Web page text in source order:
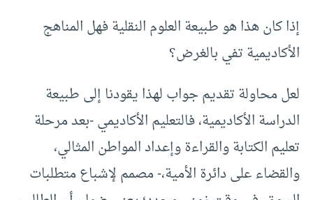
إذا كان هذا هو طبيعة العلوم النقلية فهل المناهج
الأكاديمية تفي بالغرض؟
لعل محاولة تقديم جواب لهذا يقودنا إلى طبيعة
الدراسة الأكاديمية، فالتعليم الأكاديمي -بعد مرحلة
تعليم الكتابة والقراءة وإعداد المواطن المثالي،
والقضاء على دائرة الأمية،- مصمم لإشباع متطلبات